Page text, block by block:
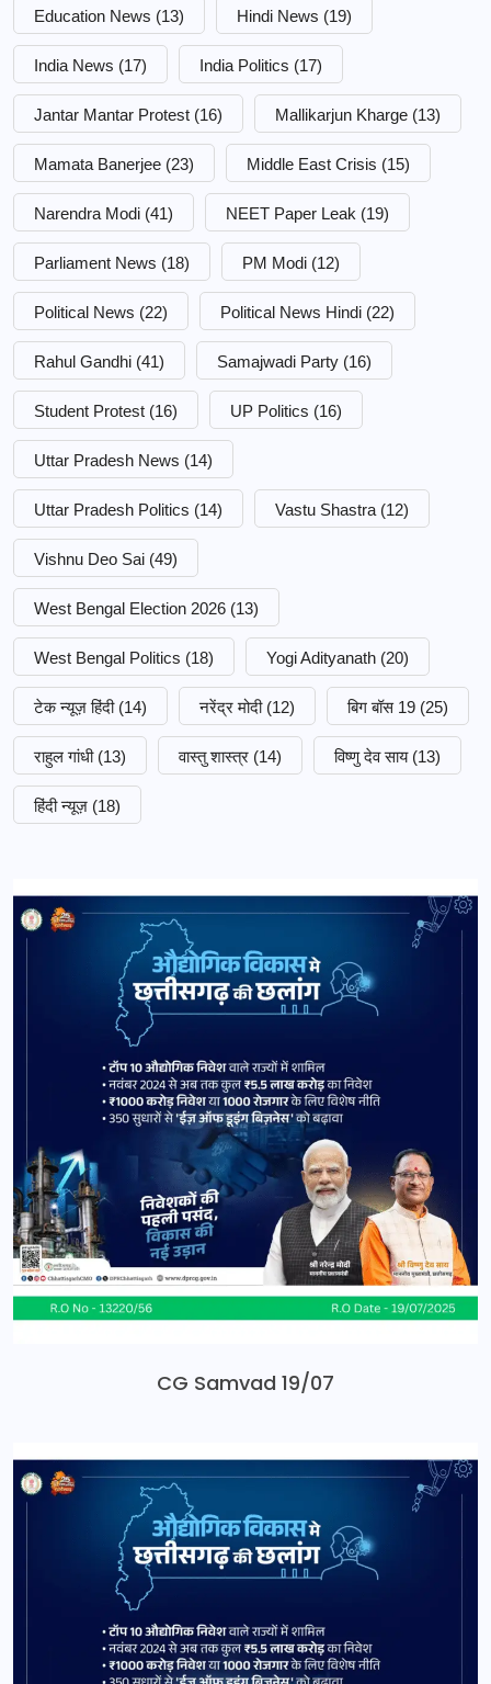
Education News (13) Hindi News (19)
India News (17) India Politics (17)
Jantar Mantar Protest (16) Mallikarjun Kharge (13)
Mamata Banerjee (23) Middle East Crisis (15)
Narendra Modi (41) NEET Paper Leak (19)
Parliament News (18) PM Modi (12)
Political News (22) Political News Hindi (22)
Rahul Gandhi (41) Samajwadi Party (16)
Student Protest (16) UP Politics (16)
Uttar Pradesh News (14)
Uttar Pradesh Politics (14) Vastu Shastra (12)
Vishnu Deo Sai (49)
West Bengal Election 2026 (13)
West Bengal Politics (18) Yogi Adityanath (20)
टेक न्यूज़ हिंदी (14) नरेंद्र मोदी (12) बिग बॉस 19 (25)
राहुल गांधी (13) वास्तु शास्त्र (14) विष्णु देव साय (13)
हिंदी न्यूज़ (18)
CG Samvad 19/07